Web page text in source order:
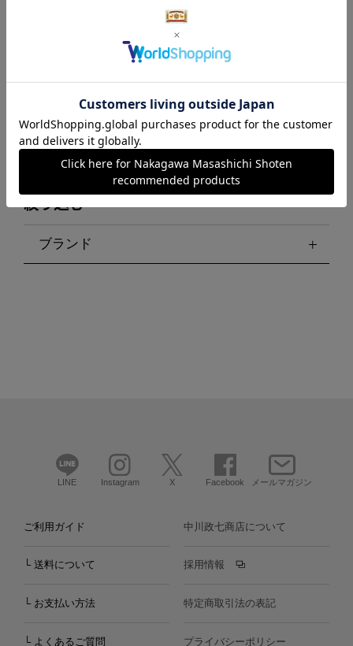
開くとポンと音が鳴る「大成紙
器製作所 POCHI-PON」
陶製のだるまみくじ
絞り込む
ブランド
LINE Instagram X Facebook メールマガジン
ご利用ガイド
└ 送料について
└ お支払い方法
└ よくあるご質問
中川政七商店について
採用情報
特定商取引法の表記
プライバシーポリシー